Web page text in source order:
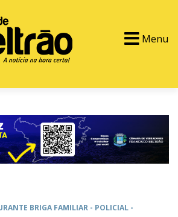
Menu
BRIGA FAMILIAR - POLICIAL -